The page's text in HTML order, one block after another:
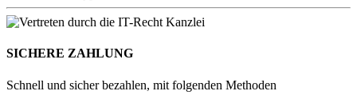
SICHERE ZAHLUNG
Schnell und sicher bezahlen, mit folgenden Methoden